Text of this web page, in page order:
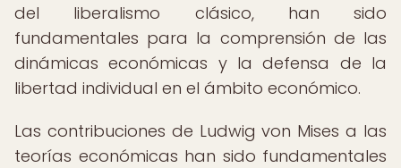
del liberalismo clásico, han sido
fundamentales para la comprensión de las
dinámicas económicas y la defensa de la
libertad individual en el ámbito económico.
Las contribuciones de Ludwig von Mises a las
teorías económicas han sido fundamentales